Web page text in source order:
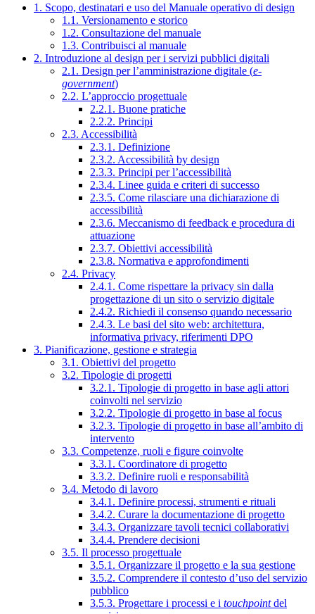
1. Scopo, destinatari e uso del Manuale operativo di design
1.1. Versionamento e storico
1.2. Consultazione del manuale
1.3. Contribuisci al manuale
2. Introduzione al design per i servizi pubblici digitali
2.1. Design per l’amministrazione digitale (e-
government)
2.2. L’approccio progettuale
2.2.1. Buone pratiche
2.2.2. Principi
2.3. Accessibilità
2.3.1. Definizione
2.3.2. Accessibilità by design
2.3.3. Principi per l’accessibilità
2.3.4. Linee guida e criteri di successo
2.3.5. Come rilasciare una dichiarazione di
accessibilità
2.3.6. Meccanismo di feedback e procedura di
attuazione
2.3.7. Obiettivi accessibilità
2.3.8. Normativa e approfondimenti
2.4. Privacy
2.4.1. Come rispettare la privacy sin dalla
progettazione di un sito o servizio digitale
2.4.2. Richiedi il consenso quando necessario
2.4.3. Le basi del sito web: architettura,
informativa privacy, riferimenti DPO
3. Pianificazione, gestione e strategia
3.1. Obiettivi del progetto
3.2. Tipologie di progetti
3.2.1. Tipologie di progetto in base agli attori
coinvolti nel servizio
3.2.2. Tipologie di progetto in base al focus
3.2.3. Tipologie di progetto in base all’ambito di
intervento
3.3. Competenze, ruoli e figure coinvolte
3.3.1. Coordinatore di progetto
3.3.2. Definire ruoli e responsabilità
3.4. Metodo di lavoro
3.4.1. Definire processi, strumenti e rituali
3.4.2. Curare la documentazione di progetto
3.4.3. Organizzare tavoli tecnici collaborativi
3.4.4. Prendere decisioni
3.5. Il processo progettuale
3.5.1. Organizzare il progetto e la sua gestione
3.5.2. Comprendere il contesto d’uso del servizio
pubblico
3.5.3. Progettare i processi e i touchpointdel